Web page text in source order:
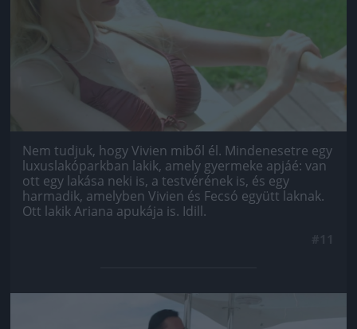
Nem tudjuk, hogy Vivien miből él. Mindenesetre egy
luxuslakóparkban lakik, amely gyermeke apjáé: van
ott egy lakása neki is, a testvérének is, és egy
harmadik, amelyben Vivien és Fecsó együtt laknak.
Ott lakik Ariana apukája is. Idill.
Jön még kép!